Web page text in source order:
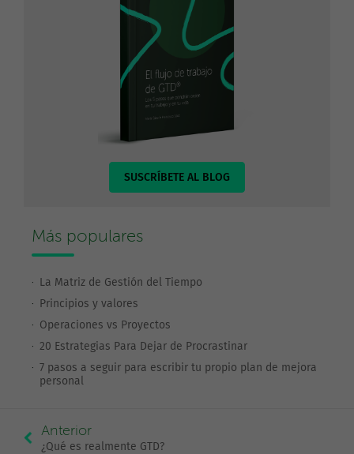
SUSCRÍBETE AL BLOG
Más populares
La Matriz de Gestión del Tiempo
Principios y valores
Operaciones vs Proyectos
20 Estrategias Para Dejar de Procrastinar
7 pasos a seguir para escribir tu propio plan de mejora
personal
Anterior
¿Qué es realmente GTD?